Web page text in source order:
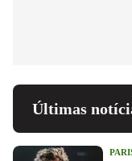
Últimas